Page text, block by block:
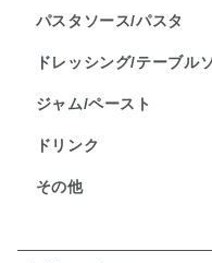
パスタソース/パスタ
ドレッシング/テーブル
ジャム/ペースト
ドリンク
その他